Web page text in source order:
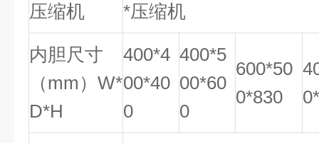
压缩机 *压缩机
内胆尺寸
（mm）W*
D*H
400*4
00*40
0
400*5
00*60
0
600*50
0*830